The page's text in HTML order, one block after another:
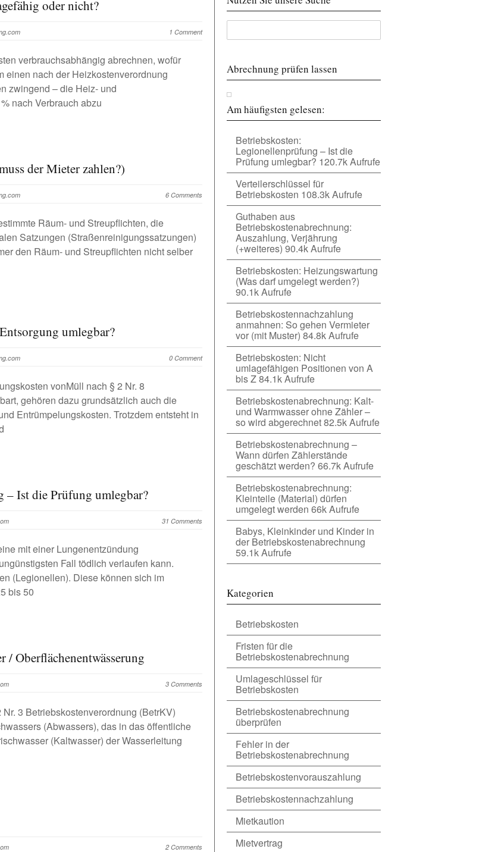
oder nicht?
1 Comment
verbrauchsabhängig abrechnen, wofür
einen nach der Heizkostenverordnung
zwingend – die Heiz- und
nach Verbrauch abzu
der Mieter zahlen?)
6 Comments
Räum- und Streupflichten, die
Satzungen (Straßenreinigungssatzungen)
den Räum- und Streupflichten nicht selber
umlegbar?
0 Comment
vonMüll nach § 2 Nr. 8
gehören dazu grundsätzlich auch die
Entrümpelungskosten. Trotzdem entsteht in
Ist die Prüfung umlegbar?
31 Comments
mit einer Lungenentzündung
Fall tödlich verlaufen kann.
(Legionellen). Diese können sich im
bis 50
/ Oberflächenentwässerung
3 Comments
3 Betriebskostenverordnung (BetrKV)
(Abwassers), das in das öffentliche
(Kaltwasser) der Wasserleitung
2 Comments
Abrechnung prüfen lassen
Am häufigsten gelesen:
Betriebskosten:
Legionellenprüfung – Ist die
Prüfung umlegbar? 120.7k Aufrufe
Verteilerschlüssel für
Betriebskosten 108.3k Aufrufe
Guthaben aus
Betriebskostenabrechnung:
Auszahlung, Verjährung
(+weiteres) 90.4k Aufrufe
Betriebskosten: Heizungswartung
(Was darf umgelegt werden?)
90.1k Aufrufe
Betriebskostennachzahlung
anmahnen: So gehen Vermieter
vor (mit Muster) 84.8k Aufrufe
Betriebskosten: Nicht
umlagefähigen Positionen von A
bis Z84.1k Aufrufe
Betriebskostenabrechnung: Kalt-
und Warmwasser ohne Zähler –
so wird abgerechnet82.5k Aufrufe
Betriebskostenabrechnung –
Wann dürfen Zählerstände
geschätzt werden? 66.7k Aufrufe
Betriebskostenabrechnung:
Kleinteile (Material) dürfen
umgelegt werden 66k Aufrufe
Babys, Kleinkinder und Kinder in
der Betriebskostenabrechnung
59.1k Aufrufe
Kategorien
Betriebskosten
Fristen für die
Betriebskostenabrechnung
Umlageschlüssel für
Betriebskosten
Betriebskostenabrechnung
überprüfen
Fehler in der
Betriebskostenabrechnung
Betriebskostenvorauszahlung
Betriebskostennachzahlung
Mietkaution
Mietvertrag